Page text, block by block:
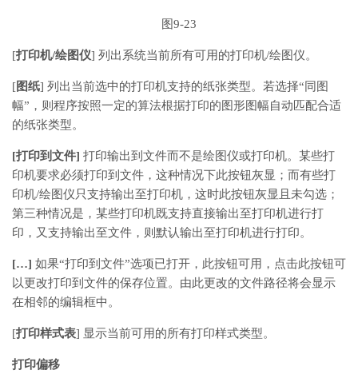
图9-23
[打印机/绘图仪] 列出系统当前所有可用的打印机/绘图仪。
[图纸] 列出当前选中的打印机支持的纸张类型。若选择“同图
幅”，则程序按照一定的算法根据打印的图形图幅自动匹配合适
的纸张类型。
[打印到文件] 打印输出到文件而不是绘图仪或打印机。某些打
印机要求必须打印到文件，这种情况下此按钮灰显；而有些打
印机/绘图仪只支持输出至打印机，这时此按钮灰显且未勾选；
第三种情况是，某些打印机既支持直接输出至打印机进行打
印，又支持输出至文件，则默认输出至打印机进行打印。
[…] 如果“打印到文件”选项已打开，此按钮可用，点击此按钮可
以更改打印到文件的保存位置。由此更改的文件路径将会显示
在相邻的编辑框中。
[打印样式表] 显示当前可用的所有打印样式类型。
打印偏移